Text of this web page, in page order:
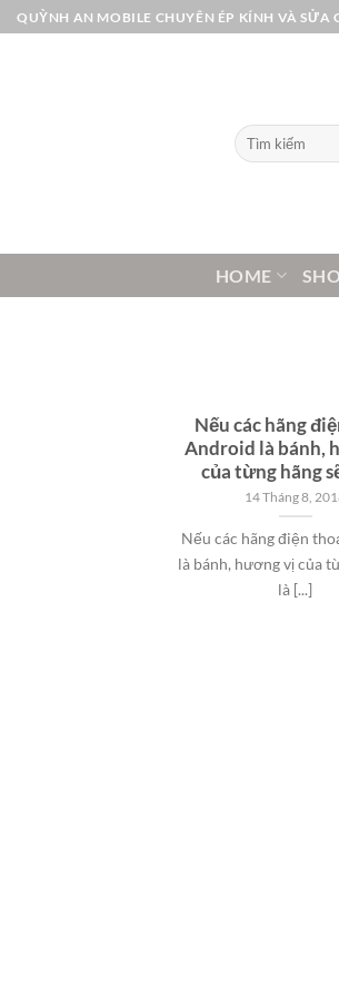
Bỏ
qua
QUỲNH AN MOBILE CHUYÊN ÉP KÍNH VÀ SỬA
Tìm
kiếm:
HOME
Nếu các hãng
Android là bánh,
của từng hãng
14 Tháng 8,
Nếu các hãng điện
là bánh, hương vị của
là [...]